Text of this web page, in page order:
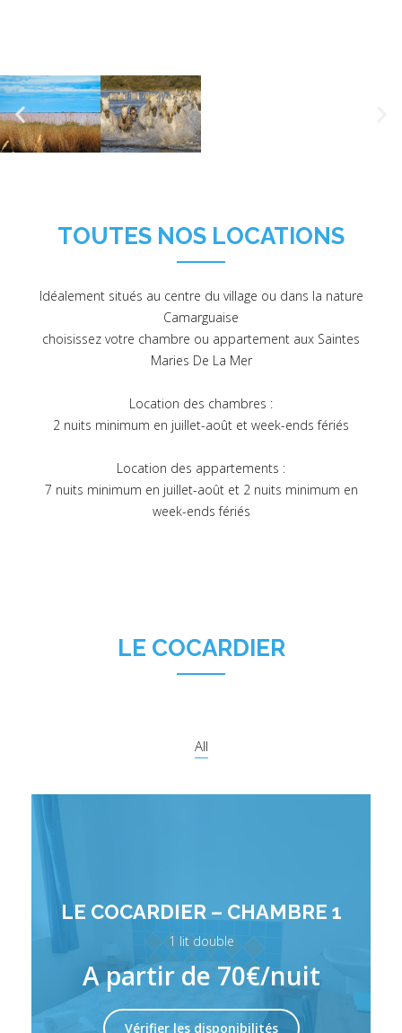
TOUTES NOS LOCATIONS
Idéalement situés au centre du village ou dans la nature
Camarguaise
choisissez votre chambre ou appartement aux Saintes
Maries De La Mer
Location des chambres :
2 nuits minimum en juillet-août et week-ends fériés
Location des appartements :
7 nuits minimum en juillet-août et 2 nuits minimum en
week-ends fériés
LE COCARDIER
All
LE COCARDIER – CHAMBRE 1
1 lit double
A partir de 70€/nuit
Vérifier les disponibilités